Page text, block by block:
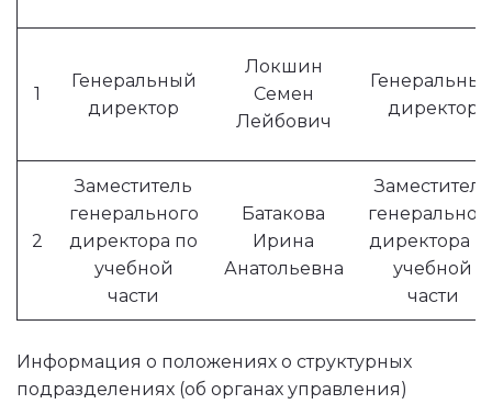
1
Генеральный
директор
Локшин
Семен
Лейбович
директор
2
Заместитель
генерального
директора по
учебной
части
Батакова
Ирина
Анатольевна
Заместитель
директора
учебной
части
Информация о положениях о структурных
подразделениях (об органах управления)